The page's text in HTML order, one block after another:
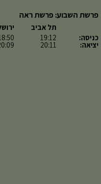
פרשת השבוע: פרשת ראה
כניסה:
יציאה:
תל אביב
19:12
20:11